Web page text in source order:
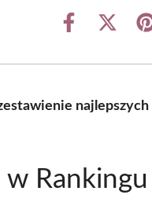
Share
Share
(Twitter)